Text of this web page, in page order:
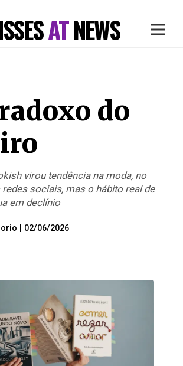
ATNEWS
do
virou tendência na moda, no
sociais, mas o hábito real de
em declínio
02/06/2026